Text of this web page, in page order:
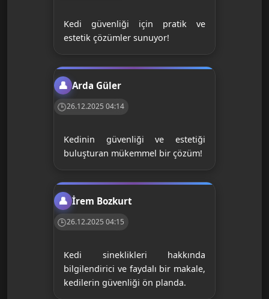
Kedi güvenliği için pratik ve
estetik çözümler sunuyor!
Arda Güler
26.12.2025 04:14
Kedinin güvenliği ve estetiği
buluşturan mükemmel bir çözüm!
İrem Bozkurt
26.12.2025 04:15
Kedi sineklikleri hakkında
bilgilendirici ve faydalı bir makale,
kedilerin güvenliği ön planda.